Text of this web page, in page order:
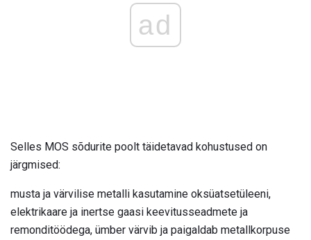
ad
Selles MOS sõdurite poolt täidetavad kohustused on
järgmised:
musta ja värvilise metalli kasutamine oksüatsetüleeni,
elektrikaare ja inertse gaasi keevitusseadmete ja
remonditöödega, ümber värvib ja paigaldab metallkorpuse